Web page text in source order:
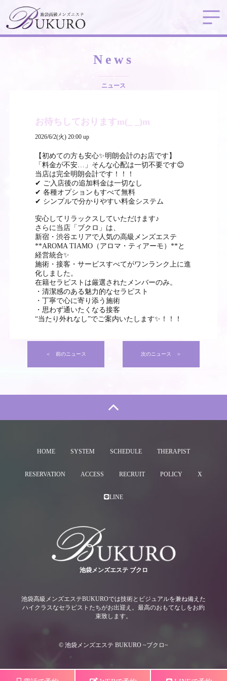
News
ニュース
お待ちしておりますm(_ _)m
2026/6/2(火) 20:00 up
【初めての方も安心✨明朗会計のお店です】
「料金が不安…」そんな心配は一切不要です😊
当店は完全明朗会計です！！！
✔ ご入店後の追加料金は一切なし
✔ 各種オプションもすべて無料
✔ シンプルで分かりやすい料金システム
安心してリラックスしていただけます♪
さらに当店「ブクロ」は、
新宿・渋谷エリアで人気の高級メンズエステ
**AROMA TIAMO（アロマ・ティアーモ）**と
経営統合✨
施術・接客・サービスすべてがワンランク上に進
化しました。
在籍セラピストは厳選されたメンバーのみ。
・清潔感のある魅力的なセラピスト
・丁寧で心に寄り添う施術
・思わず通いたくなる接客
“当たり外れなし”でご案内いたします✨！！！
＜ 前のニュース 次のニュース ＞
HOME SYSTEM SCHEDULE THERAPIST
RESERVATION ACCESS RECRUIT POLICY X
LINE
池袋メンズエステ ブクロ
池袋高級メンズエステBUKUROでは技術とビジュアルを兼ね備えた
ハイクラスなセラピストたちがお出迎え。最高のおもてなしをお約
束致します。
© 池袋メンズエステ BUKURO ~ブクロ~